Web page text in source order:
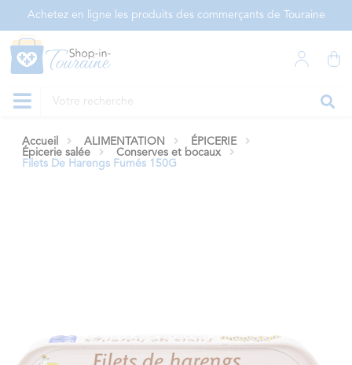
Achetez en ligne les produits des commerçants de Touraine
Accueil ALIMENTATION
ÉPICERIE
Épicerie salée
Conserves et bocaux
Filets De Harengs Fumés 150G
Panneau de gestion des cookies